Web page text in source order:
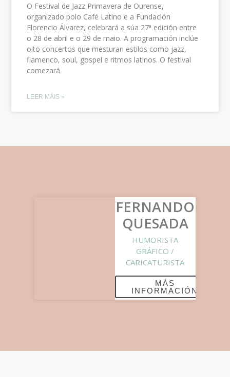
O Festival de Jazz Primavera de Ourense,
organizado polo Café Latino e a Fundación
Florencio Álvarez, celebrará a súa 27ª edición entre
o 28 de abril e o 29 de maio. A programación inclúe
oito concertos que mesturan estilos como jazz,
flamenco, soul, gospel e ritmos latinos.​ O festival
comezará
LEER MÁIS »
FERNANDO
QUESADA
HUMORISTA
GRÁFICO /
CARICATURISTA
MÁS
INFORMACIÓN